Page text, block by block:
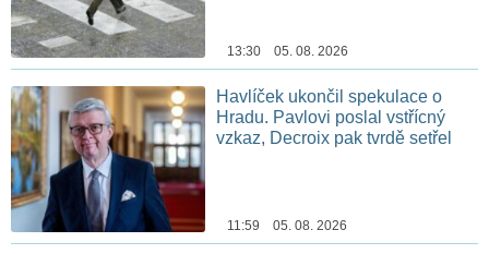
13:30 05. 08. 2026
Havlíček ukončil spekulace o
Hradu. Pavlovi poslal vstřícný
vzkaz, Decroix pak tvrdě setřel
11:59 05. 08. 2026